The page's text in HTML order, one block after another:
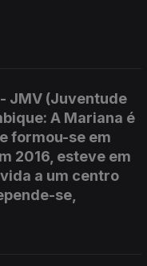
JMV (Juventude
A Mariana é
formou-se em
2016, esteve em
a um centro
se,